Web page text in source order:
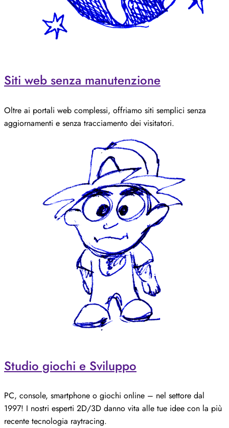
Siti web senza manutenzione
Oltre ai portali web complessi, offriamo siti semplici senza
aggiornamenti e senza tracciamento dei visitatori.
Studio giochi e Sviluppo
PC, console, smartphone o giochi online – nel settore dal
1997! I nostri esperti 2D/3D danno vita alle tue idee con la più
recente tecnologia raytracing.